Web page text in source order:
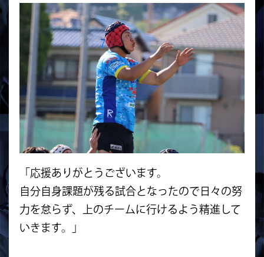
「応援ありがとうございます。
自分自身課題が残る試合となったので日々の努
力を怠らず、上のチームに行けるよう精進して
いきます。」